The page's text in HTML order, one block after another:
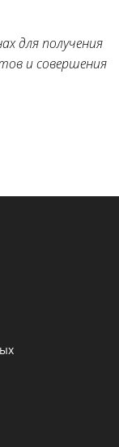
для получения
и совершения